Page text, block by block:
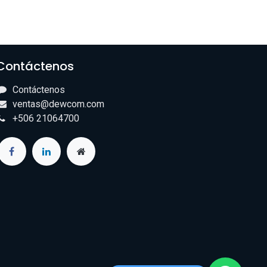
Contáctenos
ventas@dewcom.com
+506 21064700